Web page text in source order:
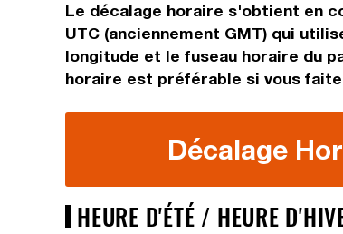
Le décalage horaire s'obtient en
UTC (anciennement GMT) qui
longitude et le fuseau horaire du
horaire est préférable si vous
Décalage
HEURE D'ÉTÉ / HEURE